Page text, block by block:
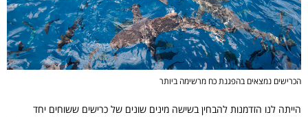
הכרישים נמצאים בהפגנת כח מרשימה ביותר
הייתה לנו הזדמנות להבחין בשישה מינים שונים של כרישים ששוחים יחד